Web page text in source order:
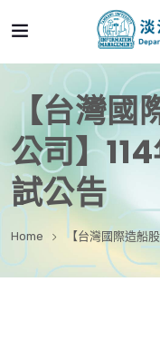
【台灣
公司】
試公告
Home 【台灣國際造船